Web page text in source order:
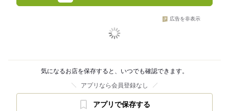
広告を非表示
気になるお店を保存すると、いつでも確認できます。
アプリなら会員登録なし
アプリで保存する